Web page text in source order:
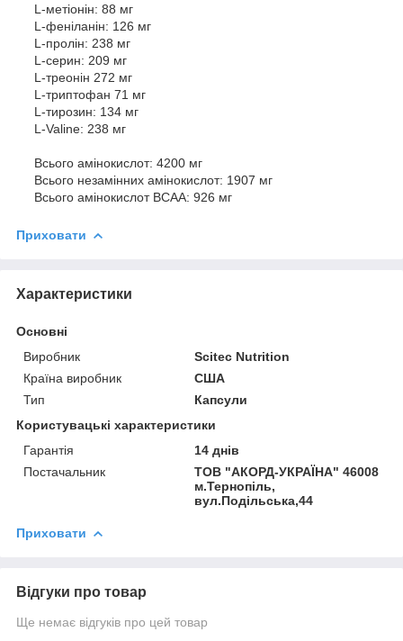
L-метіонін: 88 мг
L-феніланін: 126 мг
L-пролін: 238 мг
L-серин: 209 мг
L-треонін 272 мг
L-триптофан 71 мг
L-тирозин: 134 мг
L-Valine: 238 мг
Всього амінокислот: 4200 мг
Всього незамінних амінокислот: 1907 мг
Всього амінокислот BCAA: 926 мг
Приховати
Характеристики
Основні
Виробник
Scitec Nutrition
Країна виробник
США
Тип
Капсули
Користувацькi характеристики
Гарантія
14 днів
Постачальник
ТОВ "АКОРД-УКРАЇНА" 46008
м.Тернопіль,
вул.Подільська,44
Приховати
Відгуки про товар
Ще немає відгуків про цей товар